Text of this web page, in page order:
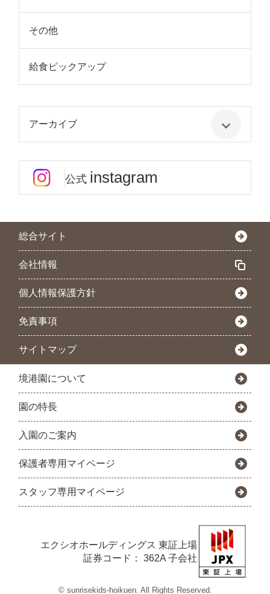
その他
給食ピックアップ
アーカイブ
公式 instagram
総合サイト
会社情報
個人情報保護方針
免責事項
サイトマップ
境港園について
園の特長
入園のご案内
保護者専用マイページ
スタッフ専用マイページ
エクシオホールディングス 東証上場
証券コード： 362A 子会社
© sunrisekids-hoikuen. All Rights Reserved.